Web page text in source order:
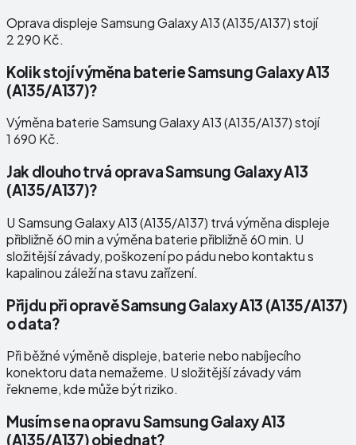
Oprava displeje Samsung Galaxy A13 (A135/A137) stojí
2 290 Kč.
Kolik stojí výměna baterie Samsung Galaxy A13
(A135/A137)?
Výměna baterie Samsung Galaxy A13 (A135/A137) stojí
1 690 Kč.
Jak dlouho trvá oprava Samsung Galaxy A13
(A135/A137)?
U Samsung Galaxy A13 (A135/A137) trvá výměna displeje
přibližně 60 min a výměna baterie přibližně 60 min. U
složitější závady, poškození po pádu nebo kontaktu s
kapalinou záleží na stavu zařízení.
Přijdu při opravě Samsung Galaxy A13 (A135/A137)
o data?
Při běžné výměně displeje, baterie nebo nabíjecího
konektoru data nemažeme. U složitější závady vám
řekneme, kde může být riziko.
Musím se na opravu Samsung Galaxy A13
(A135/A137) objednat?